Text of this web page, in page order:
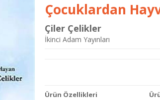
Çocuklardan
Çiler Çelikler
İkinci Adam Yayınları
Ürün Özellikleri